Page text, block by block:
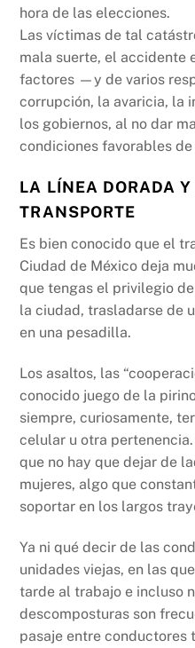
hora de las elecciones.
Las víctimas de tal
mala suerte, el accidente
factores —y de varios
corrupción, la avaricia, la
los gobiernos, al no dar
condiciones favorables
LA LÍNEA DORADA
TRANSPORTE
Es bien conocido que el
Ciudad de México deja
que tengas el privilegio
la ciudad, trasladarse de
en una pesadilla.
Los asaltos, las
conocido juego de la
siempre, curiosamente,
celular u otra
que no hay que dejar de
mujeres, algo que
soportar en los largos
Ya ni qué decir de las
unidades viejas, en las
tarde al trabajo e incluso
descomposturas son
pasaje entre conductores